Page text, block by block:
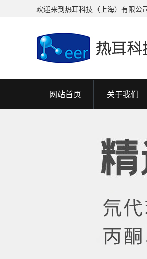
欢迎来到热耳科技（上海）有限公
网站首页 关于我们